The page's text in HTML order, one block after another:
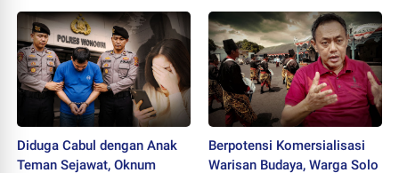
Diduga Cabul dengan Anak
Teman Sejawat, Oknum
Berpotensi Komersialisasi
Warisan Budaya, Warga Solo